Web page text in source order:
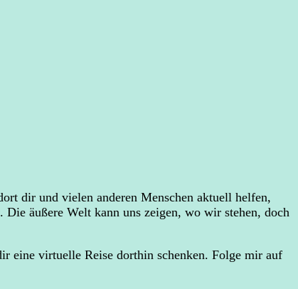
dir und vielen anderen Menschen aktuell helfen,
äußere Welt kann uns zeigen, wo wir stehen, doch
eine virtuelle Reise dorthin schenken. Folge mir auf